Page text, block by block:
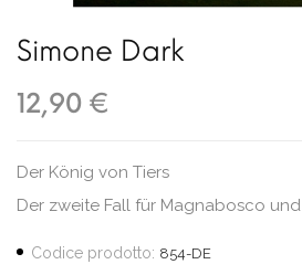
Simone Dark
12,90 €
Der König von Tiers
Der zweite Fall für Magnabosco
Codice prodotto: 854-DE